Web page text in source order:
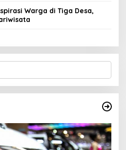
Warga di Tiga Desa,